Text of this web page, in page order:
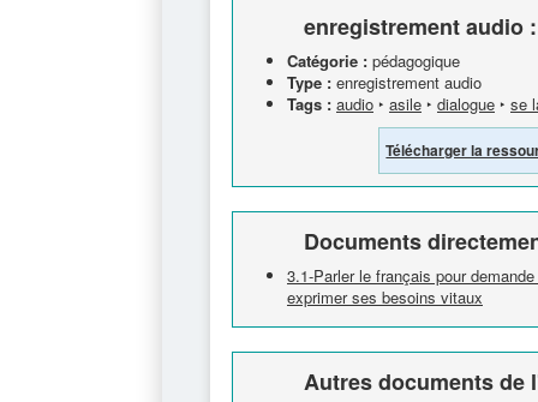
enregistrement audio
Catégorie : pédagogique
Type : enregistrement audio
Tags : audio ‣ asile ‣ dialogue ‣ se
Télécharger la
Documents
3.1-Parler le français pour
exprimer ses besoins vitaux
Autres documents de